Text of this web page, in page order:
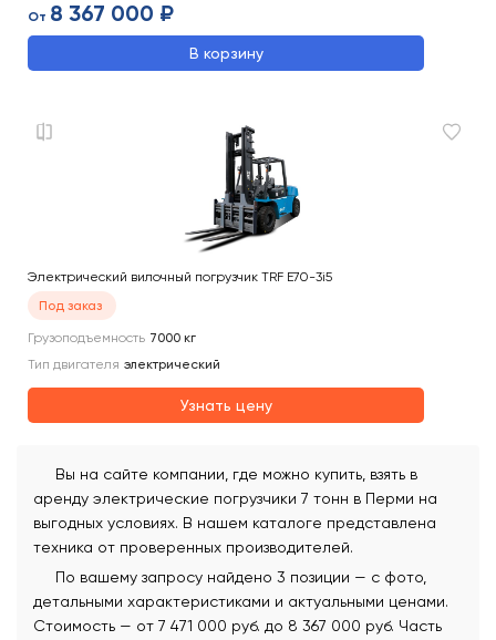
От 8 367 000 ₽
В корзину
Электрический вилочный погрузчик TRF E70-3i5
Под заказ
Грузоподъемность 7000 кг
Тип двигателя электрический
Узнать цену
Вы на сайте компании, где можно купить, взять в
аренду электрические погрузчики 7 тонн в Перми на
выгодных условиях. В нашем каталоге представлена
техника от проверенных производителей.
По вашему запросу найдено 3 позиции — с фото,
детальными характеристиками и актуальными ценами.
Стоимость — от 7 471 000 руб. до 8 367 000 руб. Часть